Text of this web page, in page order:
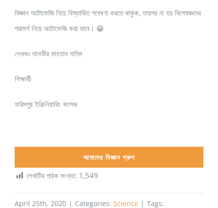
বিজ্ঞান অটোফেজি নিয়ে বিস্তারিত গবেষণা করতে থাকুক, তারপর না হয় বিশেষজ্ঞদের
পরামর্শ নিয়ে অটোফেজি করা যাবে। 😁
লেখকঃ তানভীর মাহতাব নাদিম
শিক্ষার্থী
ফরিদপুর ইঞ্জিনিয়ারিং কলেজ
আমাদের বিজ্ঞান গ্রুপ
লেখাটির পাঠক সংখ্যা: 1,549
April 25th, 2020 | Categories: Science | Tags: